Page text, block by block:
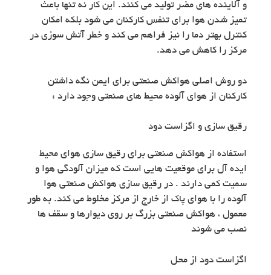
و آلاینده های مضر تولید می کنند. این کار نه تنها باعث
تمیز شدن هوا برای تنفس کارکنان می شود بلکه امکان
کنترل بهتر دما را نیز فراهم می کند و خطر آتش سوزی در
مرکز را کاهش می دهد.
دو روش اصلی هواکش صنعتی برای ایمن نگه داشتن
کارکنان از هوای آلوده محیط های صنعتی وجود دارد :
رقیق سازی و اگزاست دود
استفاده از هواکش صنعتی برای رقیق سازی هوای محیط
ایده آل برای موقعیت هایی است که میزان آلودگی هوا و
سمیت کمی دارند . در رقیق سازی هواکش صنعتی هوا
آلوده را با هوای پاک از خارج از مرکز مخلوط می کند. به طور
معمول ، هواکش صنعتی بزرگ بر روی دیوارها و سقف ها
نصب می شوند
اگزاست دود از محل